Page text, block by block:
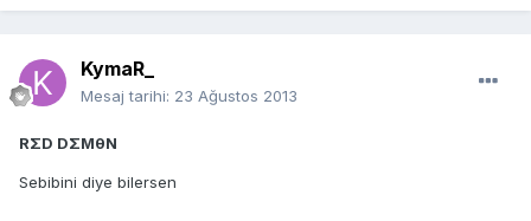
KymaR_
Mesaj tarihi: 23 Ağustos 2013
RΣD DΣMθN
Sebibini diye bilersen